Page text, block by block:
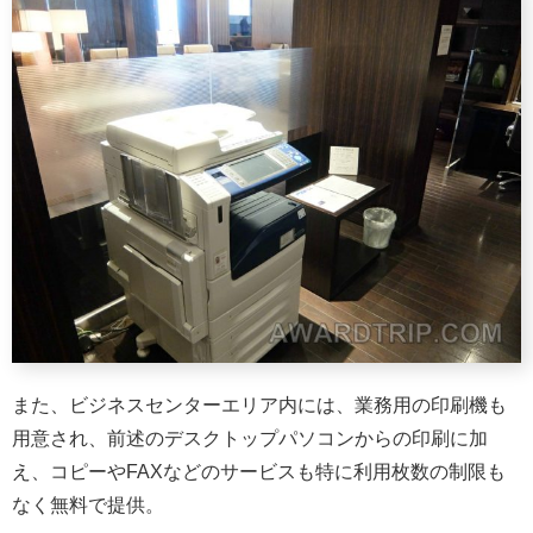
また、ビジネスセンターエリア内には、業務用の印刷機も
用意され、前述のデスクトップパソコンからの印刷に加
え、コピーやFAXなどのサービスも特に利用枚数の制限も
なく無料で提供。